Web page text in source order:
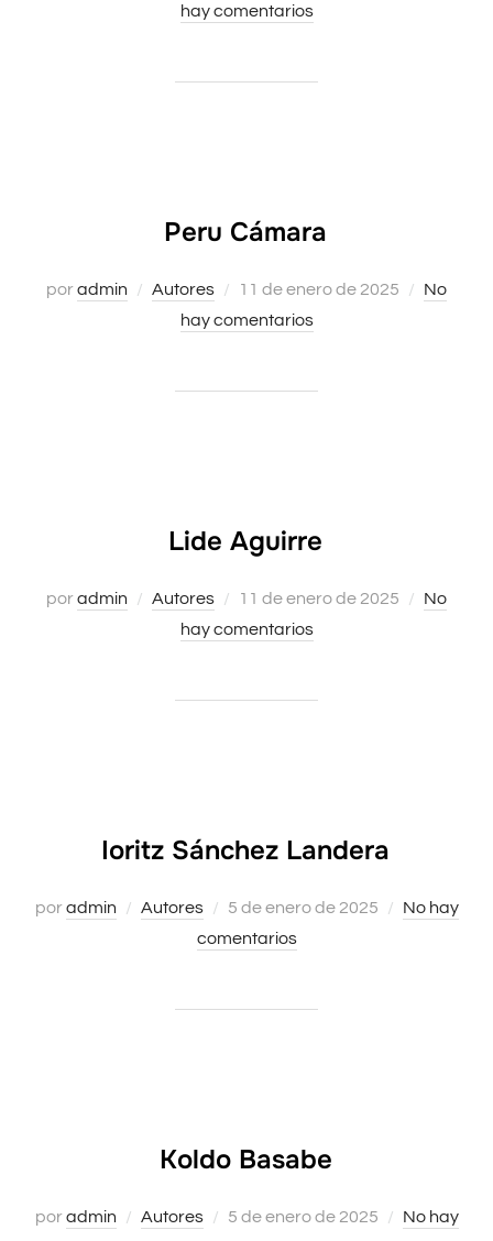
el
hay comentarios
Peru Cámara
poradmin Autores
Publicado
el
11 de enero de 2025
No
hay comentarios
Lide Aguirre
poradmin Autores
Publicado
el
11 de enero de 2025
No
hay comentarios
Ioritz Sánchez Landera
poradmin Autores
Publicado
el
5 de enero de 2025
No hay
comentarios
Koldo Basabe
poradmin Autores
Publicado
5 de enero de 2025
No hay